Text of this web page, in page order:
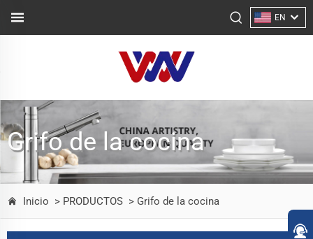
EN
Grifo de la cocina
Inicio > PRODUCTOS > Grifo de la cocina